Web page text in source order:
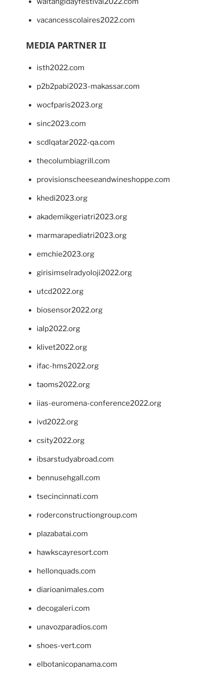
vacancesscolaires2022.com
MEDIA PARTNER II
isth2022.com
p2b2pabi2023-makassar.com
wocfparis2023.org
sinc2023.com
scdlqatar2022-qa.com
thecolumbiagrill.com
provisionscheeseandwineshoppe.com
khedi2023.org
akademikgeriatri2023.org
marmarapediatri2023.org
emchie2023.org
girisimselradyoloji2022.org
utcd2022.org
biosensor2022.org
ialp2022.org
klivet2022.org
ifac-hms2022.org
taoms2022.org
iias-euromena-conference2022.org
ivd2022.org
csity2022.org
ibsarstudyabroad.com
bennusehgall.com
tsecincinnati.com
roderconstructiongroup.com
plazabatai.com
hawkscayresort.com
hellonquads.com
diarioanimales.com
decogaleri.com
unavozparadios.com
shoes-vert.com
elbotanicopanama.com